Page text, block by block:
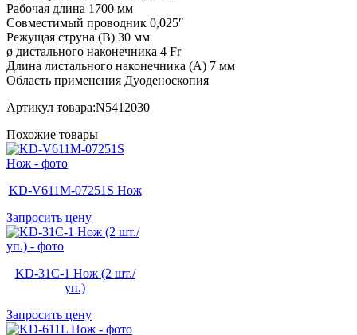
Рабочая длина 1700 мм
Совместимый проводник 0,025″
Режущая струна (В) 30 мм
ø дистального наконечника 4 Fr
Длина листального наконечника (А) 7 мм
Область применения Дуоденоскопия
Артикул товара:N5412030
Похожие товары
KD-V611M-07251S Нож
Запросить цену
KD-31C-1 Нож (2 шт./
уп.)
Запросить цену